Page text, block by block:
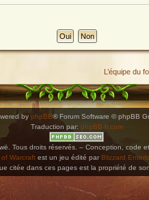
L’équipe du
by phpBB® Forum Software © phpBB
Traduction par: phpBB-fr.com
Tous droits réservés. – Conception, code
of Warcraftest un jeu édité par Blizzard
citée dans ces pages est la propriété de
et collez-la dans n'importe quelle